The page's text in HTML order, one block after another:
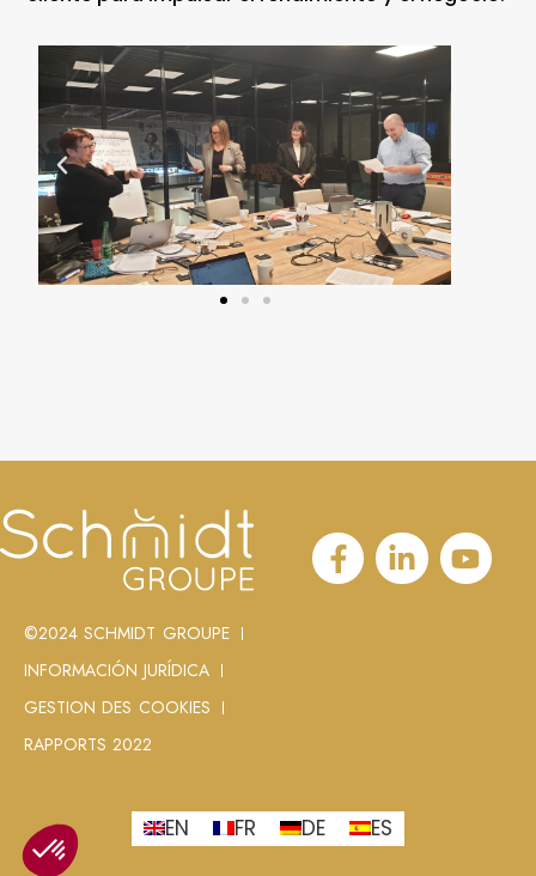
©2024 SCHMIDT GROUPE
INFORMACIÓN JURÍDICA
GESTION DES COOKIES
RAPPORTS 2022
EN FR DE ES